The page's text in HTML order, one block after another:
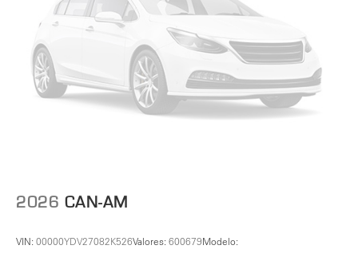
2026 CAN-AM
VIN: 00000YDV27082K526Valores: 600679Modelo: